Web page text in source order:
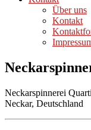
Über uns
Kontakt
Neckarspinnerei
Neckar, Deutschland